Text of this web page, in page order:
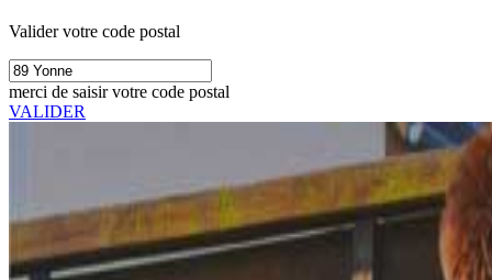
Valider votre code postal
merci de saisir votre code postal
VALIDER